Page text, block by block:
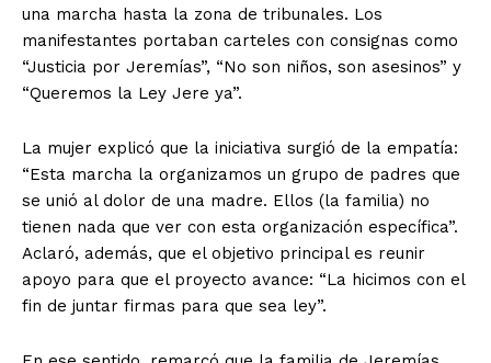
una marcha hasta la zona de tribunales. Los
manifestantes portaban carteles con consignas como
“Justicia por Jeremías”, “No son niños, son asesinos” y
“Queremos la Ley Jere ya”.
La mujer explicó que la iniciativa surgió de la empatía:
“Esta marcha la organizamos un grupo de padres que
se unió al dolor de una madre. Ellos (la familia) no
tienen nada que ver con esta organización específica”.
Aclaró, además, que el objetivo principal es reunir
apoyo para que el proyecto avance: “La hicimos con el
fin de juntar firmas para que sea ley”.